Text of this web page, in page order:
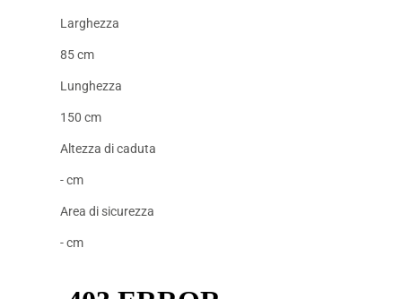
Larghezza
85 cm
Lunghezza
150 cm
Altezza di caduta
- cm
Area di sicurezza
- cm